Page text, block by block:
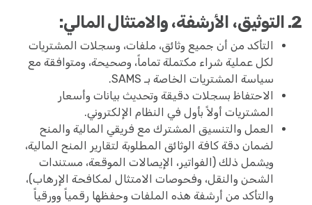
2. التوثيق، الأرشفة، والامتثال المالي:
التأكد من أن جميع وثائق، ملفات، وسجلات المشتريات
لكل عملية شراء مكتملة تماماً، وصحيحة، ومتوافقة مع
سياسة المشتريات الخاصة بـ SAMS.
الاحتفاظ بسجلات دقيقة وتحديث بيانات وأسعار
المشتريات أولاً بأول في النظام الإلكتروني.
العمل والتنسيق المشترك مع فريقي المالية والمنح
لضمان دقة كافة الوثائق المطلوبة لتقارير المنح المالية،
ويشمل ذلك (الفواتير، الإيصالات الموقعة، مستندات
الشحن والنقل، وفحوصات الامتثال لمكافحة الإرهاب)،
والتأكد من أرشفة هذه الملفات وحفظها رقمياً وورقياً